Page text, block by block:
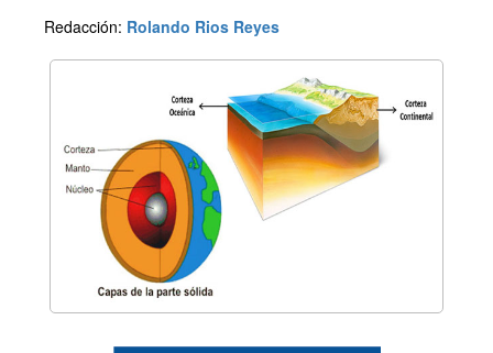
Redacción: Rolando Rios Reyes